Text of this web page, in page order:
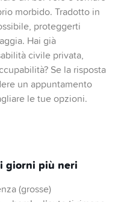
morbido. Tradotto in
proteggerti
Hai già
civile privata,
Se la risposta
un appuntamento
le tue opzioni.
giorni più neri
(grosse)